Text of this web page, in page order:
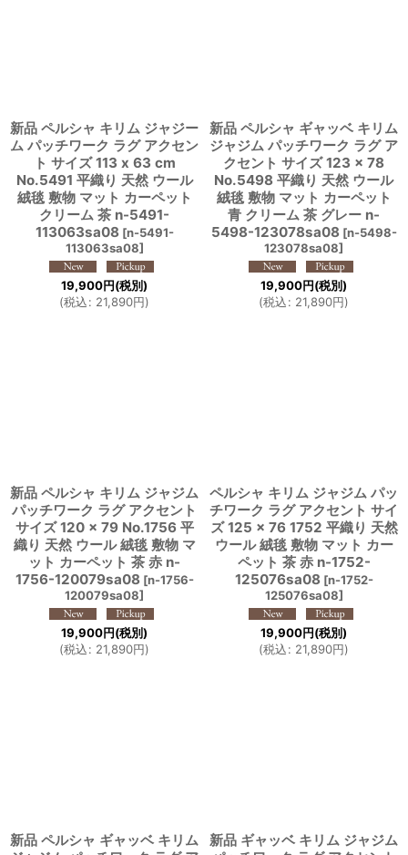
新品 ペルシャ キリム ジャジー
ム パッチワーク ラグ アクセン
ト サイズ 113 x 63 cm
No.5491 平織り 天然 ウール
絨毯 敷物 マット カーペット
クリーム 茶 n-5491-
113063sa08 [n-5491-
113063sa08]
19,900円(税別)
(税込: 21,890円)
新品 ペルシャ ギャッベ キリム
ジャジム パッチワーク ラグ ア
クセント サイズ 123 × 78
No.5498 平織り 天然 ウール
絨毯 敷物 マット カーペット
青 クリーム 茶 グレー n-
5498-123078sa08 [n-5498-
123078sa08]
19,900円(税別)
(税込: 21,890円)
新品 ペルシャ キリム ジャジム
パッチワーク ラグ アクセント
サイズ 120 × 79 No.1756 平
織り 天然 ウール 絨毯 敷物 マ
ット カーペット 茶 赤 n-
1756-120079sa08 [n-1756-
120079sa08]
19,900円(税別)
(税込: 21,890円)
ペルシャ キリム ジャジム パッ
チワーク ラグ アクセント サイ
ズ 125 × 76 1752 平織り 天然
ウール 絨毯 敷物 マット カー
ペット 茶 赤 n-1752-
125076sa08 [n-1752-
125076sa08]
19,900円(税別)
(税込: 21,890円)
新品 ペルシャ ギャッベ キリム
新品 ギャッベ キリム ジャジム